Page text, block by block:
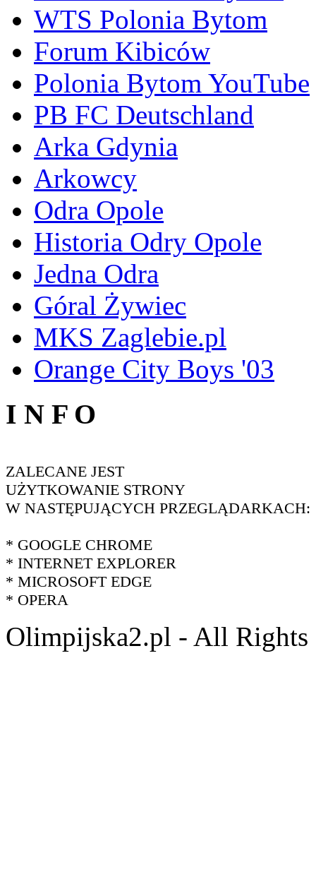
WTS Polonia Bytom
Forum Kibiców
Polonia Bytom YouTube
PB FC Deutschland
Arka Gdynia
Arkowcy
Odra Opole
Historia Odry Opole
Jedna Odra
Góral Żywiec
MKS Zaglebie.pl
Orange City Boys '03
I N F O
ZALECANE JEST
UŻYTKOWANIE STRONY
W NASTĘPUJĄCYCH PRZEGLĄDARKACH:
* GOOGLE CHROME
* INTERNET EXPLORER
* MICROSOFT EDGE
* OPERA
Olimpijska2.pl - All Rights